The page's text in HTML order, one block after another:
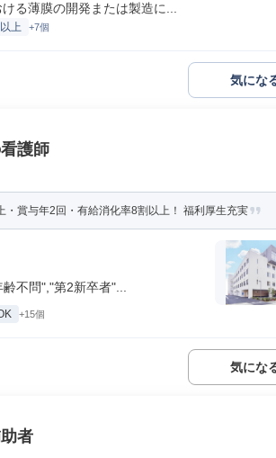
る薄膜の開発または製造に...
上 +7個
気にな
護師
賞与年2回・有給消化率8割以上！ 福利厚生充実
不問","第2新卒者"...
+15個
気にな
者